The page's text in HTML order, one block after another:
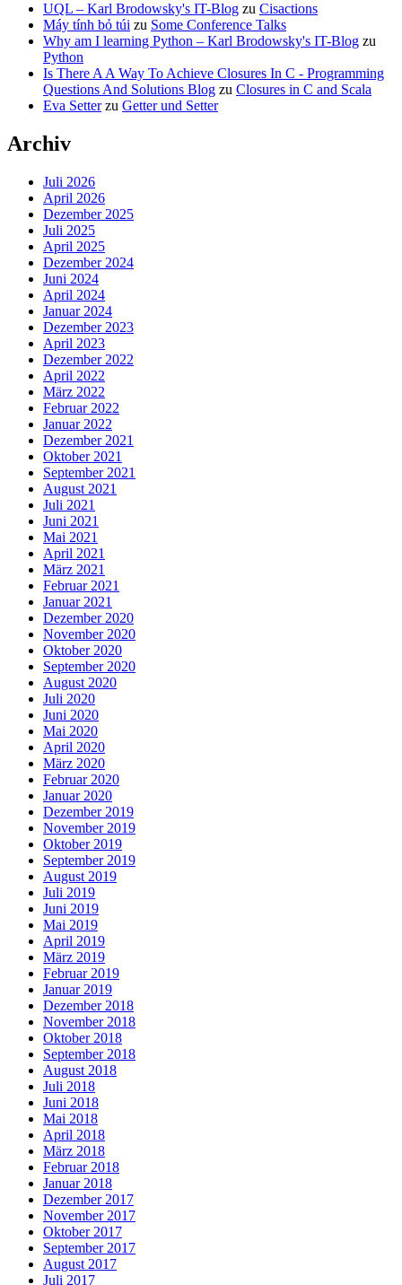
UQL – Karl Brodowsky's IT-Blog zu Cisactions
Máy tính bỏ túi zu Some Conference Talks
Why am I learning Python – Karl Brodowsky's IT-Blog zu
Python
Is There A A Way To Achieve Closures In C - Programming
Questions And Solutions Blog zu Closures in C and Scala
Eva Setterzu Getter und Setter
Archiv
Juli 2026
April 2026
Dezember 2025
Juli 2025
April 2025
Dezember 2024
Juni 2024
April 2024
Januar 2024
Dezember 2023
April 2023
Dezember 2022
April 2022
März 2022
Februar 2022
Januar 2022
Dezember 2021
Oktober 2021
September 2021
August 2021
Juli 2021
Juni 2021
Mai 2021
April 2021
März 2021
Februar 2021
Januar 2021
Dezember 2020
November 2020
Oktober 2020
September 2020
August 2020
Juli 2020
Juni 2020
Mai 2020
April 2020
März 2020
Februar 2020
Januar 2020
Dezember 2019
November 2019
Oktober 2019
September 2019
August 2019
Juli 2019
Juni 2019
Mai 2019
April 2019
März 2019
Februar 2019
Januar 2019
Dezember 2018
November 2018
Oktober 2018
September 2018
August 2018
Juli 2018
Juni 2018
Mai 2018
April 2018
März 2018
Februar 2018
Januar 2018
Dezember 2017
November 2017
Oktober 2017
September 2017
August 2017
Juli 2017